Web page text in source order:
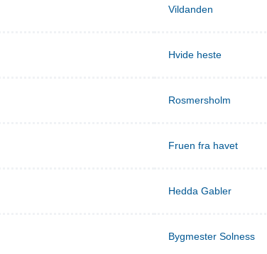
Vildanden
Hvide heste
Rosmersholm
Fruen fra havet
Hedda Gabler
Bygmester Solness